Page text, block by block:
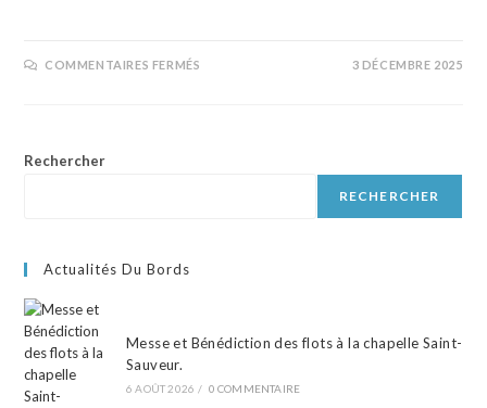
COMMENTAIRES FERMÉS 3 DÉCEMBRE 2025
Rechercher
RECHERCHER
Actualités Du Bords
Messe et Bénédiction des flots à la chapelle Saint-
Sauveur.
6 AOÛT 2026 / 0 COMMENTAIRE